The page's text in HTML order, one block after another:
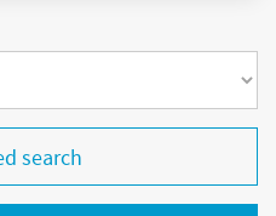
search